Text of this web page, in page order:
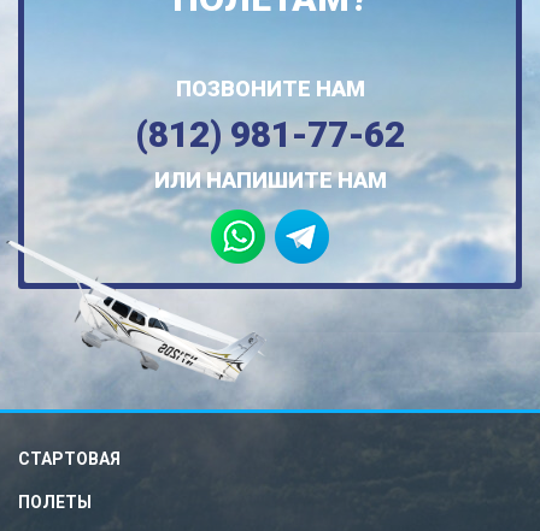
ПОЗВОНИТЕ НАМ
(812) 981-77-62
ИЛИ НАПИШИТЕ НАМ
СТАРТОВАЯ
ПОЛЕТЫ